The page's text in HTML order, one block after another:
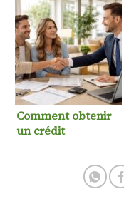
Comment obtenir
un crédit